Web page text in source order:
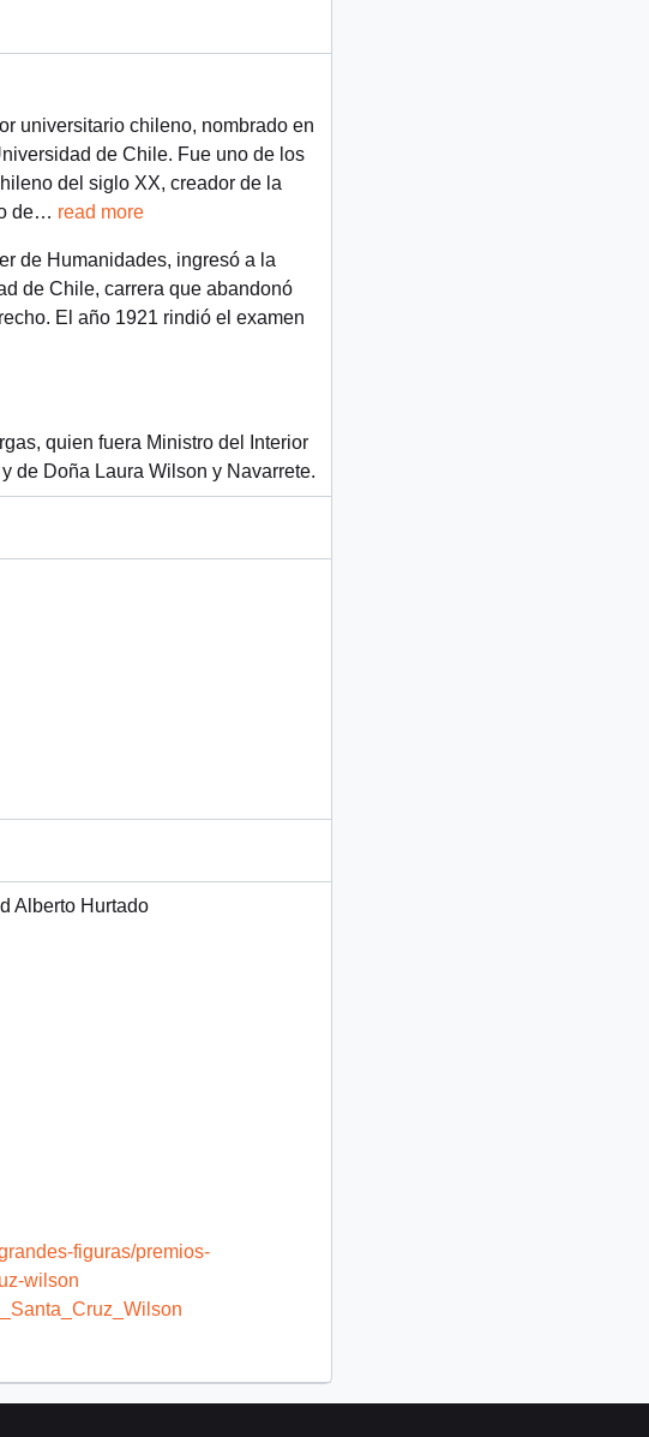
universitario chileno, nombrado en
de Chile.​ Fue uno de los
del siglo XX, creador de la
de… read more
de Humanidades, ingresó a la
de Chile, carrera que abandonó
El año 1921 rindió el examen
quien fuera Ministro del Interior
de Doña Laura Wilson y Navarrete.
Alberto Hurtado
figuras/premios-
wilson